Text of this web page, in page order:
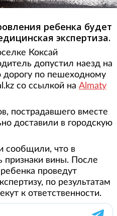
ребенка будет
экспертиза.
Коксай
допустил наезд на
дорогу по пешеходному
со ссылкой на Almaty
пострадавшего вместе
доставили в городскую
сообщили, что в
признаки вины. После
проведут
по результатам
к ответственности.